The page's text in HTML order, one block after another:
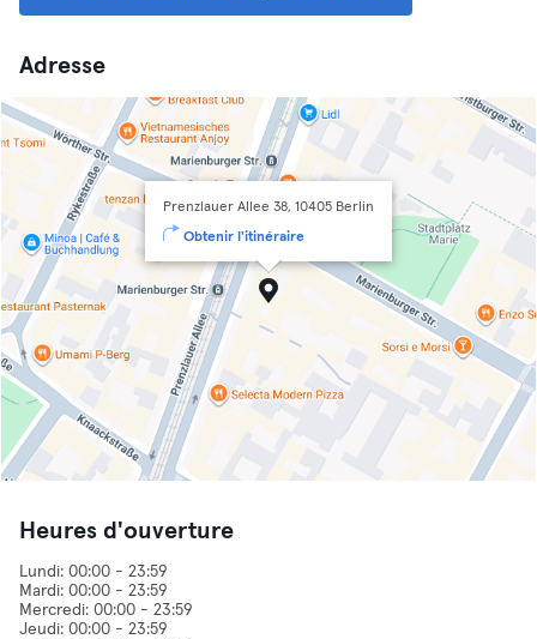
Adresse
Prenzlauer Allee 38, 10405 Berlin
Obtenir l'itinéraire
Heures d'ouverture
Lundi: 00:00 - 23:59
Mardi: 00:00 - 23:59
Mercredi: 00:00 - 23:59
Jeudi: 00:00 - 23:59